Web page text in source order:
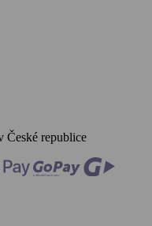
České republice